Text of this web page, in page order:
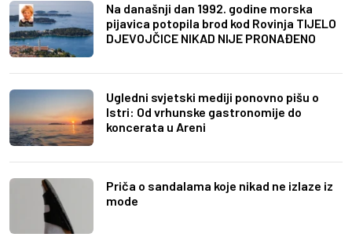
Na današnji dan 1992. godine morska
pijavica potopila brod kod Rovinja TIJELO
DJEVOJČICE NIKAD NIJE PRONAĐENO
Ugledni svjetski mediji ponovno pišu o
Istri: Od vrhunske gastronomije do
koncerata u Areni
Priča o sandalama koje nikad ne izlaze iz
mode